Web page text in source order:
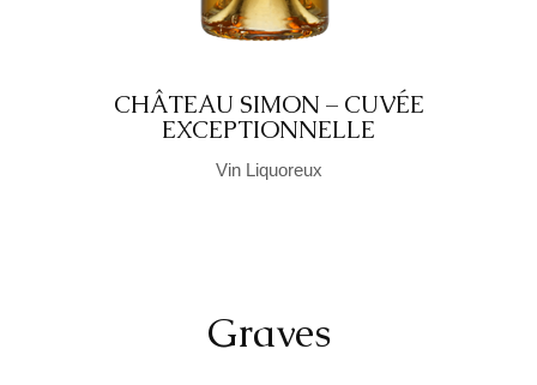
CHÂTEAU SIMON – CUVÉE
EXCEPTIONNELLE
Vin Liquoreux
Graves